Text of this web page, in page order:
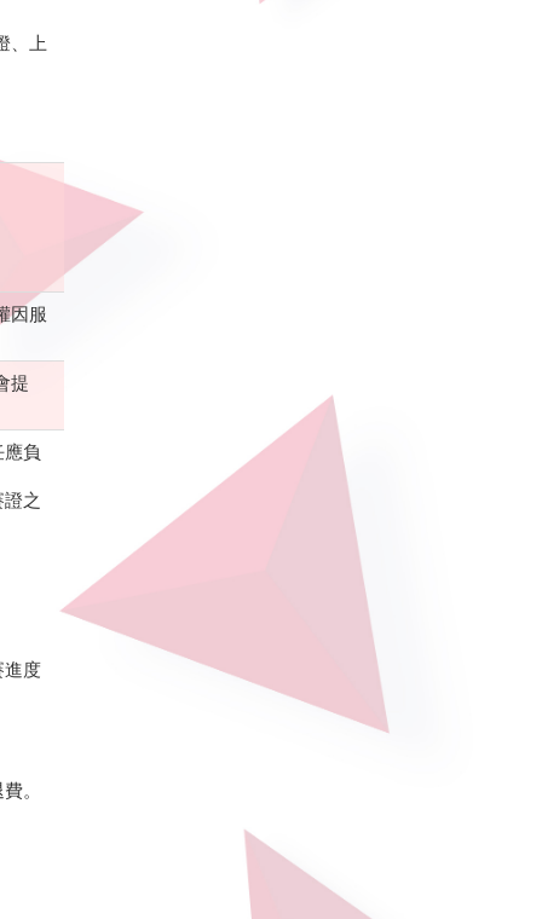
、上
因服
提
負
之
進度
。